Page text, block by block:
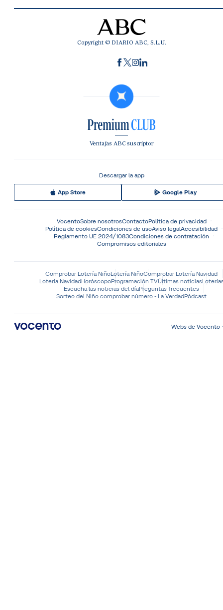
Copyright © DIARIO ABC, S.L.U.
Ventajas ABC suscriptor
Descargar la app
App Store Google Play
VocentoSobre nosotrosContactoPolítica de privacidad
Política de cookiesCondiciones de usoAviso legalAccesibilidad
Reglamento UE 2024/1083Condiciones de contratación
Compromisos editoriales
Comprobar Lotería NiñoLotería NiñoComprobar Lotería Navidad
Lotería NavidadHoróscopoProgramación TVÚltimas noticias
Escucha las noticias del díaPreguntas frecuentes
Sorteo del Niño comprobar número - La VerdadPódcast
Webs de Vocento